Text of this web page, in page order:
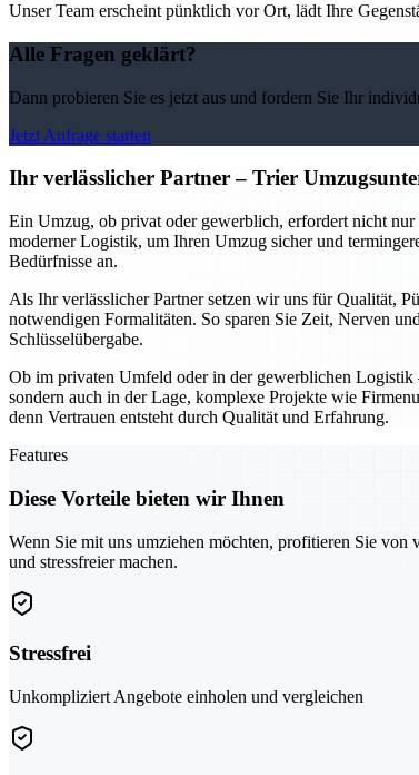
Unser Team erscheint pünktlich vor Ort, lädt Ihre
Alle Fragen geklärt?
Dann probieren Sie es jetzt aus und fordern Sie Ihr
Jetzt Anfrage starten
Ihr verlässlicher Partner – Trier
Ein Umzug, ob privat oder gewerblich, erfordert nicht nur
moderner Logistik, um Ihren Umzug sicher und
Bedürfnisse an.
Als Ihr verlässlicher Partner setzen wir uns für Qualität,
notwendigen Formalitäten. So sparen Sie Zeit, Nerven
Schlüsselübergabe.
Ob im privaten Umfeld oder in der gewerblichen Logistik
sondern auch in der Lage, komplexe Projekte wie
denn Vertrauen entsteht durch Qualität und Erfahrung.
Features
Diese Vorteile bieten wir Ihnen
Wenn Sie mit uns umziehen möchten, profitieren Sie
und stressfreier machen.
Stressfrei
Unkompliziert Angebote einholen und vergleichen